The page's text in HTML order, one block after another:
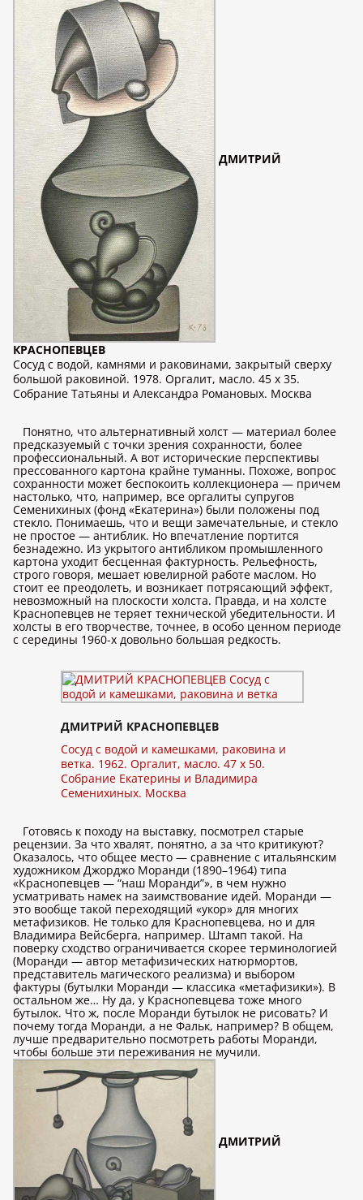
ДМИТРИЙ
КРАСНОПЕВЦЕВ
Сосуд с водой, камнями и раковинами, закрытый сверху
большой раковиной. 1978. Оргалит, масло. 45 x 35.
Собрание Татьяны и Александра Романовых. Москва
Понятно, что альтернативный холст — материал более
предсказуемый с точки зрения сохранности, более
профессиональный. А вот исторические перспективы
прессованного картона крайне туманны. Похоже, вопрос
сохранности может беспокоить коллекционера — причем
настолько, что, например, все оргалиты супругов
Семенихиных (фонд «Екатерина») были положены под
стекло. Понимаешь, что и вещи замечательные, и стекло
не простое — антиблик. Но впечатление портится
безнадежно. Из укрытого антибликом промышленного
картона уходит бесценная фактурность. Рельефность,
строго говоря, мешает ювелирной работе маслом. Но
стоит ее преодолеть, и возникает потрясающий эффект,
невозможный на плоскости холста. Правда, и на холсте
Краснопевцев не теряет технической убедительности. И
холсты в его творчестве, точнее, в особо ценном периоде
с середины 1960-х довольно большая редкость.
ДМИТРИЙ КРАСНОПЕВЦЕВ
Сосуд с водой и камешками, раковина и
ветка. 1962. Оргалит, масло. 47 x 50.
Собрание Екатерины и Владимира
Семенихиных. Москва
Готовясь к походу на выставку, посмотрел старые
рецензии. За что хвалят, понятно, а за что критикуют?
Оказалось, что общее место — сравнение с итальянским
художником Джорджо Моранди (1890–1964) типа
«Краснопевцев — “наш Моранди”», в чем нужно
усматривать намек на заимствование идей. Моранди —
это вообще такой переходящий «укор» для многих
метафизиков. Не только для Краснопевцева, но и для
Владимира Вейсберга, например. Штамп такой. На
поверку сходство ограничивается скорее терминологией
(Моранди — автор метафизических натюрмортов,
представитель магического реализма) и выбором
фактуры (бутылки Моранди — классика «метафизики»). В
остальном же… Ну да, у Краснопевцева тоже много
бутылок. Что ж, после Моранди бутылок не рисовать? И
почему тогда Моранди, а не Фальк, например? В общем,
лучше предварительно посмотреть работы Моранди,
чтобы больше эти переживания не мучили.
ДМИТРИЙ